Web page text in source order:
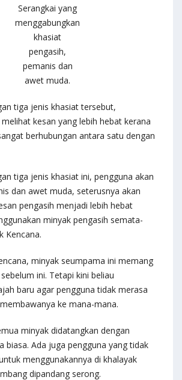
Serangkai yang
menggabungkan
khasiat
pengasih,
pemanis dan
awet muda.
tiga jenis khasiat tersebut,
kesan yang lebih hebat kerana
berhubungan antara satu dengan
tiga jenis khasiat ini, pengguna akan
dan awet muda, seterusnya akan
pengasih menjadi lebih hebat
minyak pengasih semata-
Kencana.
minyak seumpama ini memang
ini. Tetapi kini beliau
baru agar pengguna tidak merasa
ke mana-mana.
minyak didatangkan dengan
biasa. Ada juga pengguna yang tidak
menggunakannya di khalayak
dipandang serong.